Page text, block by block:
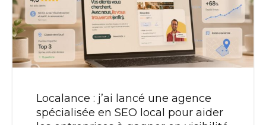
Localance : j’ai lancé une agence
spécialisée en SEO local pour aider